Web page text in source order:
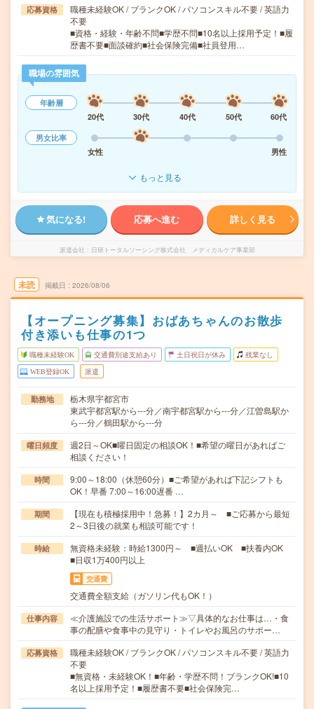
応募資格
職種未経験OK / ブランクOK / パソコンスキル不要 / 英語力
不要
■資格・経験・年齢不問■学歴不問■10名以上採用予定！■履
歴書不要■面談確約■社会保険完備■社員登用…
職場の雰囲気
年齢層
20代
30代 40代 50代
60代
男女比率
女性
男性
もっと見る
気になる! 応募へ進む 詳しく見る
派遣会社 日研トータルソーシング株式会社 メディカルケア事業部
未読 掲載日 2026/08/06
【オープニング募集】おばあちゃんのお散歩
付き添いも仕事の1つ
職種未経験OK 交通費別途支給あり 土日祝日が休み 残業なし
WEB登録OK 派遣
勤務地
栃木県宇都宮市
東武宇都宮駅から---分／南宇都宮駅から---分／江曽島駅か
ら---分／鶴田駅から---分
曜日頻度
週2日～OK■曜日固定の相談OK！■希望の曜日があればご
相談ください！
時間
9:00～18:00（休憩60分）■ご希望があれば下記シフトも
OK！早番 7:00～16:00遅番 …
期間
【現在も積極採用中！急募！】2カ月～ ■ご応募から最短
2～3日後の就業も相談可能です！
時給
無資格未経験：時給1300円～ ■週払いOK ■扶養内OK
■日収1万400円以上
交通費
交通費全額支給（ガソリン代もOK！）
仕事内容
≪介護施設での生活サポート≫▽具体的なお仕事は…・食
事の配膳や食事中の見守り・トイレやお風呂のサポー…
応募資格
職種未経験OK / ブランクOK / パソコンスキル不要 / 英語力
不要
■無資格・未経験OK！■年齢・学歴不問！ブランクOK!■10
名以上採用予定！■履歴書不要■社会保険完…